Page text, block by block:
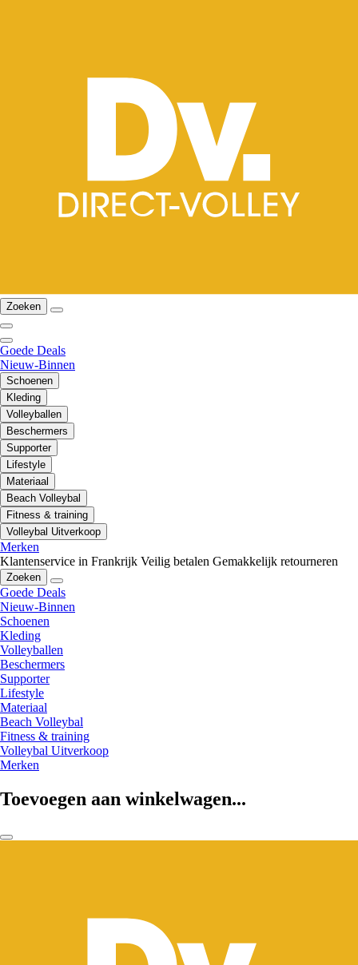
Zoeken
Goede Deals
Nieuw-Binnen
Schoenen
Kleding
Volleyballen
Beschermers
Supporter
Lifestyle
Materiaal
Beach Volleybal
Fitness & training
Volleybal Uitverkoop
Merken
Klantenservice in Frankrijk Veilig betalen Gemakkelijk retourneren
Zoeken
Goede Deals
Nieuw-Binnen
Schoenen
Kleding
Volleyballen
Beschermers
Supporter
Lifestyle
Materiaal
Beach Volleybal
Fitness & training
Volleybal Uitverkoop
Merken
Toevoegen aan winkelwagen...